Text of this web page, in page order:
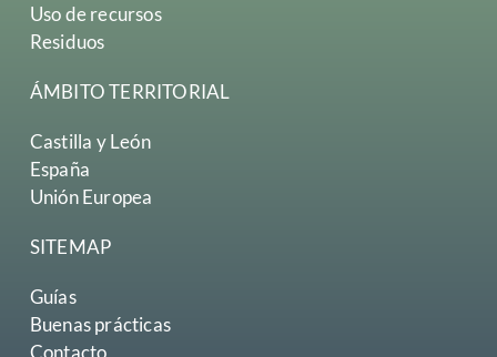
Uso de recursos
Residuos
ÁMBITO TERRITORIAL
Castilla y León
España
Unión Europea
SITEMAP
Guías
Buenas prácticas
Contacto